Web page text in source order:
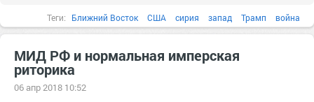
Теги: Ближний Восток США сирия запад Трамп война
МИД РФ и нормальная имперская
риторика
06 апр 2018 10:52